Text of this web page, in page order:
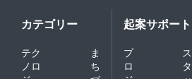
カテゴリー
テク
ノロ
ま
ち
起案サポート
プ
ロ
ス
タ